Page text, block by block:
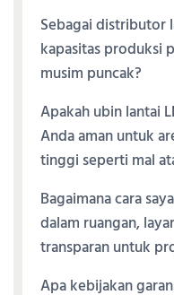
Sebagai distributor
kapasitas produksi
musim puncak?
Apakah ubin lantai
Anda aman untuk
tinggi seperti mal
Bagaimana cara
dalam ruangan,
transparan untuk
Apa kebijakan